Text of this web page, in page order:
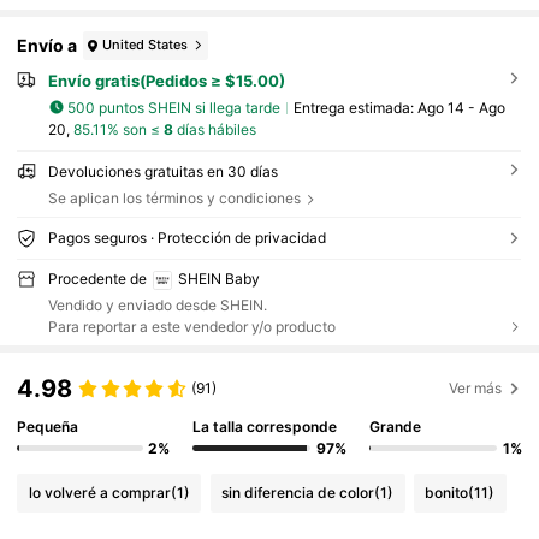
Envío a United States
Envío gratis(Pedidos ≥ $15.00)
500 puntos SHEIN si llega tarde Entrega estimada: Ago 14 - Ago
20, 85.11% son ≤ 8días hábiles
Devoluciones gratuitas en 30 días
Se aplican los términos y condiciones
Pagos seguros · Protección de privacidad
Procedente de
SHEIN Baby
Vendido y enviado desde SHEIN.
Para reportar a este vendedor y/o producto
4.98 (91) Ver más
Pequeña
2%
La talla corresponde
97%
Grande
1%
lo volveré a comprar(1) sin diferencia de color(1) bonito(11)